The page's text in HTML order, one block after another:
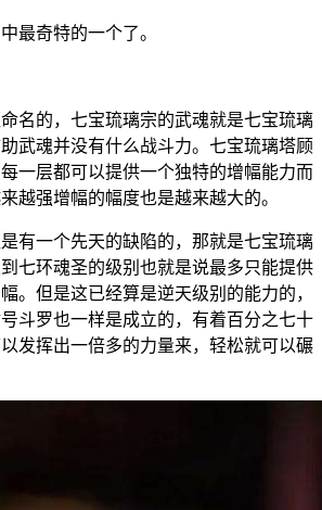
最奇特的一个了。
名的，七宝琉璃宗的武魂就是七宝琉璃
武魂并没有什么战斗力。七宝琉璃塔顾
一层都可以提供一个独特的增幅能力而
越强增幅的幅度也是越来越大的。
有一个先天的缺陷的，那就是七宝琉璃
七环魂圣的级别也就是说最多只能提供
。但是这已经算是逆天级别的能力的，
斗罗也一样是成立的，有着百分之七十
发挥出一倍多的力量来，轻松就可以碾